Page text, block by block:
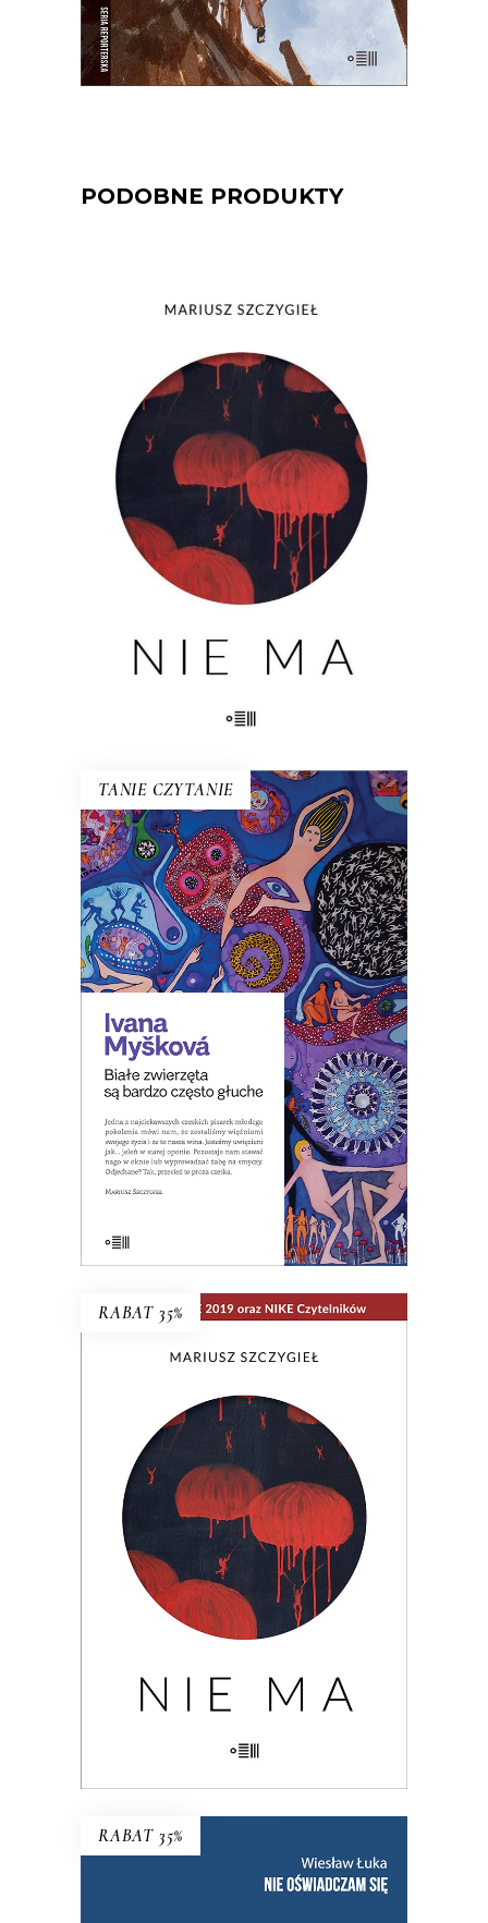
E-BOOK DO KOSZYKA
PODOBNE PRODUKTY
[EBOOK] Mariusz Szczygieł – NIE
MA
Nie ma kogoś. Nie ma czegoś. Nie ma
przeszłości. Nie ma pamięci. Nie ma
widelców do sera. Nie ma miłości. Nie
ma życia. Nie ma fikcji. Nie ma
właściwego koloru. Nie ma komisji. Nie
ma grobu. Nie ma siostry. Nie […]
46.00 23.00zł
KSIĄŻKA DO KOSZYKA
TANIE CZYTANIE
E-BOOK DO KOSZYKA
BIAŁE ZWIERZĘTA SĄ BARDZO
CZĘSTO GŁUCHE
W Czechach pisano, że to zbiór
opowiadań o ludziach czasów, w
których zwiększa się spożycie
antydepresantów.
39.00 8.00zł
KSIĄŻKA DO KOSZYKA
RABAT 35%
E-BOOK DO KOSZYKA
NIE MA
Wielogłosowa rozprawa reporterska o
kondycji człowieka i największym
problemie cywilizacji: utracie, braku,
nieobecności. Nad książką unosi się rada
Hanny Krall: „Wszystko musi mieć swoją
formę, swój rytm, panie Mariuszu.
Zwłaszcza nieobecność”.
46.00 zł 29.90zł
KSIĄŻKA DO KOSZYKA
RABAT 35%